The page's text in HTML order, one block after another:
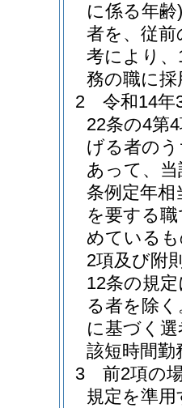
に係る年齢)
者を、従
考により
務の職に
2
令和14年
22条の4第
げる者の
あって、
条例定年相
を要する
めている
2項及び附
12条の規
る者を除く
に基づく
該短時間
3
前2項の
規定を準用